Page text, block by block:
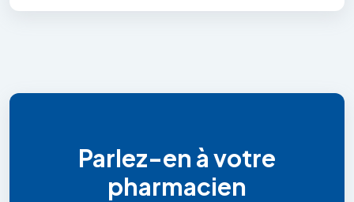
Parlez-en à votre
pharmacien